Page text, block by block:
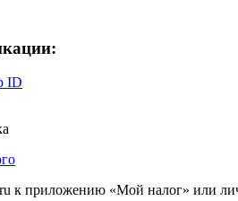
ID
к приложению «Мой налог» или